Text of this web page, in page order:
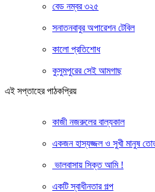
বেড নম্বর ৩২৫
সনাতনবাবুর অপারেশন টেবিল
কালো প্রতিশোধ
কুসুমপুরের সেই আমগাছ
এই সপ্তাহের পাঠকপ্রিয়
কাজী নজরুলের বাল্যকাল
একজন হাস্যজ্জল ও সুখী মানুষ
ভালবাসায় সিক্ত আমি !
একটি স্বাধীনতার গল্প